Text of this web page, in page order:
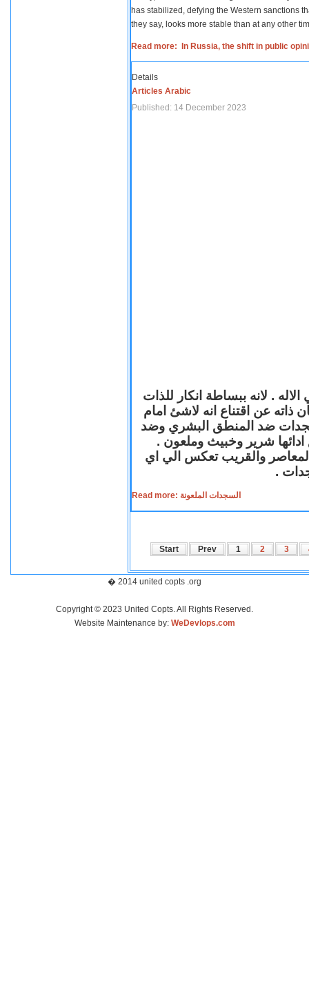
has stabilized, defying the Western sanctions
they say, looks more stable than at any other
Read more: In Russia, the shift in public
Details
Articles Arabic
Published: 14 December 2023
. لانه ببساطة انكار للذات
ذاته عن اقتناع انه لاشئ امام
ضد المنطق البشري وضد
ادائها شرير وخبيث وملعون .
المعاصر والقريب تعكس الي اي
.
Read more: السجدات الملعونة
Start Prev 1 2 3
� 2014 united copts .org
Copyright © 2023 United Copts. All Rights Reserved.
Website Maintenance by: WeDevlops.com